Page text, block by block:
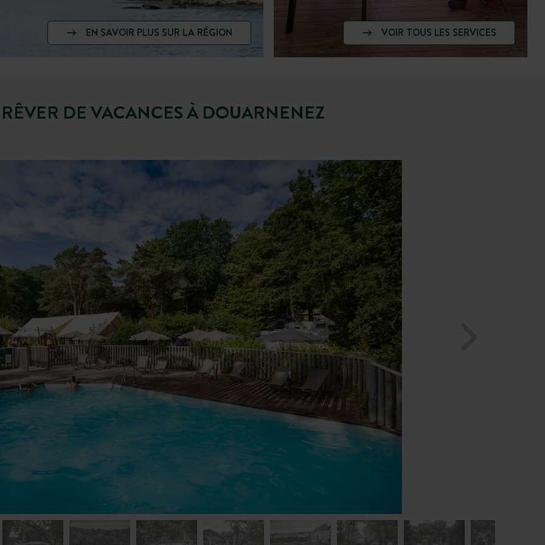
VOIR TOUS LES SERVICES
EN SAVOIR PLUS SUR LA RÉGION
DE VACANCES À DOUARNENEZ